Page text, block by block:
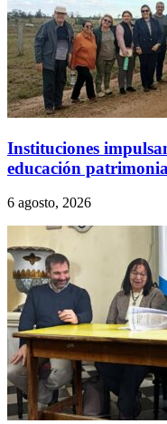
Instituciones
educación
6 agosto, 2026